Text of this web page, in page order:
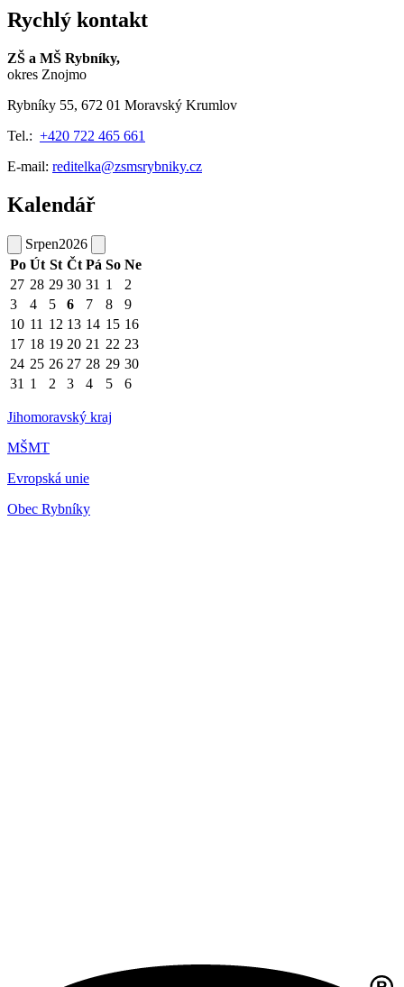
Rychlý kontakt
ZŠ a MŠ Rybníky,
okres Znojmo
Rybníky 55, 672 01 Moravský Krumlov
Tel.: +420 722 465 661
E-mail: reditelka@zsmsrybniky.cz
Kalendář
Srpen2026
Po Út St Čt Pá So Ne
27 28 29 30 31 1
2
3
4 5 6 7 8
9
10 11 12 13 14 15 16
17 18 19 20 21 22 23
24 25 26 27 28 29 30
31 1 2 3 4 5 6
Jihomoravský kraj
MŠMT
Evropská unie
Obec Rybníky